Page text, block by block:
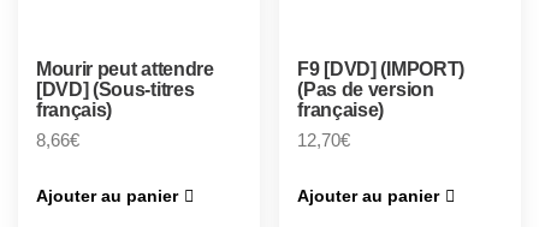
Mourir peut attendre
[DVD] (Sous-titres
français)
8,66€
Ajouter au panier
F9 [DVD] (IMPORT)
(Pas de version
française)
12,70€
Ajouter au panier